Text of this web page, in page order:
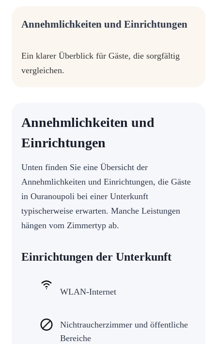
Annehmlichkeiten und Einrichtungen
Ein klarer Überblick für Gäste, die sorgfältig
vergleichen.
Annehmlichkeiten und
Einrichtungen
Unten finden Sie eine Übersicht der
Annehmlichkeiten und Einrichtungen, die Gäste
in Ouranoupoli bei einer Unterkunft
typischerweise erwarten. Manche Leistungen
hängen vom Zimmertyp ab.
Einrichtungen der Unterkunft
WLAN-Internet
Nichtraucherzimmer und öffentliche
Bereiche